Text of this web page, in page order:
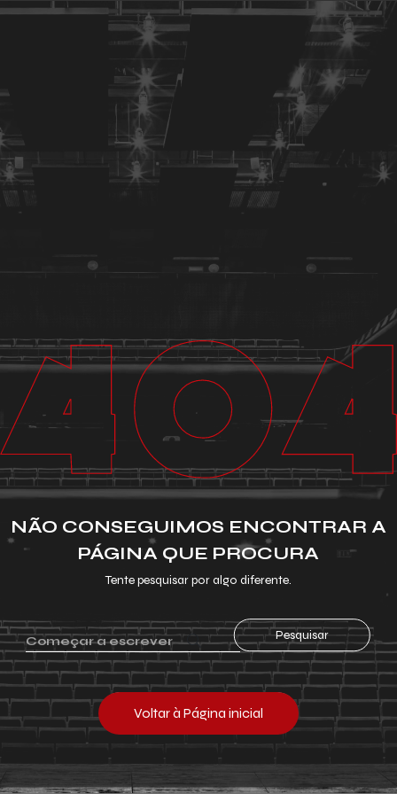
NÃO CONSEGUIMOS ENCONTRAR A
PÁGINA QUE PROCURA
Tente pesquisar por algo diferente.
Pesquisar
Voltar à Página inicial